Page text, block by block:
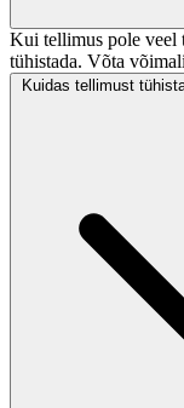
Kui tellimus pole veel
tühistada. Võta
Kuidas tellimust